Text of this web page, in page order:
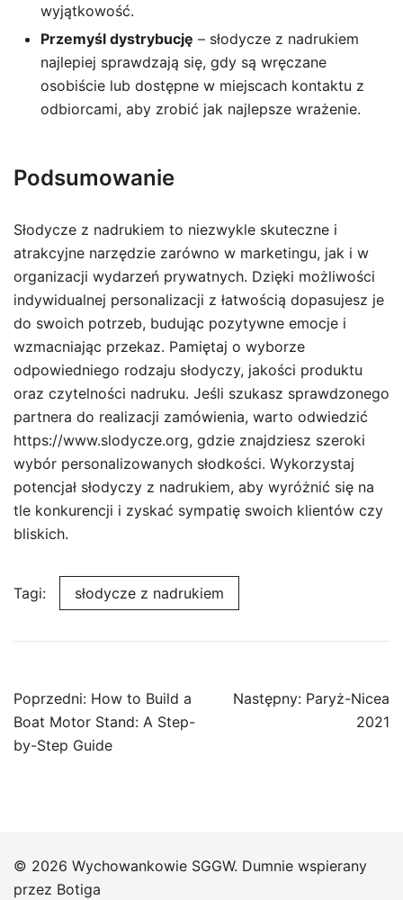
wyjątkowość.
Przemyśl dystrybucję – słodycze z nadrukiem
najlepiej sprawdzają się, gdy są wręczane
osobiście lub dostępne w miejscach kontaktu z
odbiorcami, aby zrobić jak najlepsze wrażenie.
Podsumowanie
Słodycze z nadrukiem to niezwykle skuteczne i
atrakcyjne narzędzie zarówno w marketingu, jak i w
organizacji wydarzeń prywatnych. Dzięki możliwości
indywidualnej personalizacji z łatwością dopasujesz je
do swoich potrzeb, budując pozytywne emocje i
wzmacniając przekaz. Pamiętaj o wyborze
odpowiedniego rodzaju słodyczy, jakości produktu
oraz czytelności nadruku. Jeśli szukasz sprawdzonego
partnera do realizacji zamówienia, warto odwiedzić
https://www.slodycze.org, gdzie znajdziesz szeroki
wybór personalizowanych słodkości. Wykorzystaj
potencjał słodyczy z nadrukiem, aby wyróżnić się na
tle konkurencji i zyskać sympatię swoich klientów czy
bliskich.
Tagi: słodycze z nadrukiem
Nawigacja
wpisu
Poprzedni: How to Build a
Boat Motor Stand: A Step-
by-Step Guide
Następny: Paryż-Nicea
2021
© 2026 Wychowankowie SGGW. Dumnie wspierany
przez Botiga